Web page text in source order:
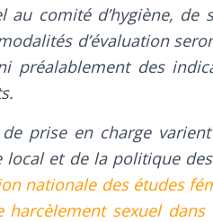
au comité d’hygiène, de
d’évaluation
préalablement des
prise en charge
et de la politique
nationale des études
sexuel dans